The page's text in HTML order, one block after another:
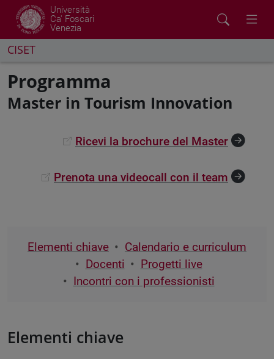
Università
Ca' Foscari
Venezia
CISET
Programma
Master in Tourism Innovation
Ricevi la brochure del Master
Prenota una videocall con il team
Elementi chiave
Calendario e curriculum
Docenti
Progetti live
Incontri con i professionisti
Elementi chiave